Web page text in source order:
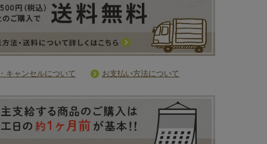
キャンセルについて お支払い方法について